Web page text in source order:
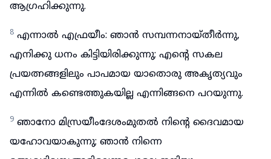
ആഗ്രഹിക്കുന്നു.
8 എന്നാൽ എഫ്രയീം: ഞാൻ സമ്പന്നനായ്തീർന്നു,
എനിക്കു ധനം കിട്ടിയിരിക്കുന്നു; എന്റെ സകല
പ്രയത്നങ്ങളിലും പാപമായ യാതൊരു അകൃത്യവും
എന്നിൽ കണ്ടെത്തുകയില്ല എന്നിങ്ങനെ പറയുന്നു.
9 ഞാനോ മിസ്രയീംദേശംമുതൽ നിന്റെ ദൈവമായ
യഹോവയാകുന്നു; ഞാൻ നിന്നെ